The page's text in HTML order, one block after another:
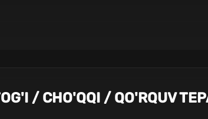
/ CHO'QQI / QO'RQUV